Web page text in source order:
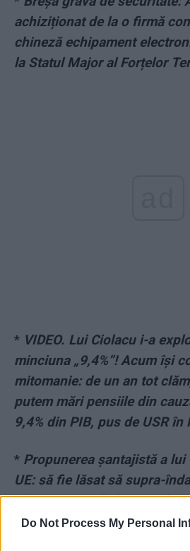
Do Not Process My Personal
achiziționat de la o firmă
chineză echipament
la Statul Major al Forțelor
* VIDEO. Lui Ciolacu i-a
minciuna „9,4%”! Acum își
mitomanie: de un an tot
putem mări pensiile din
9,4% din PIB, pus de USR în
* Propunerea șantajistă a
UE: să fie lăsat să supra-
să nu se atingă de pensiile
clientela de partid, să nu